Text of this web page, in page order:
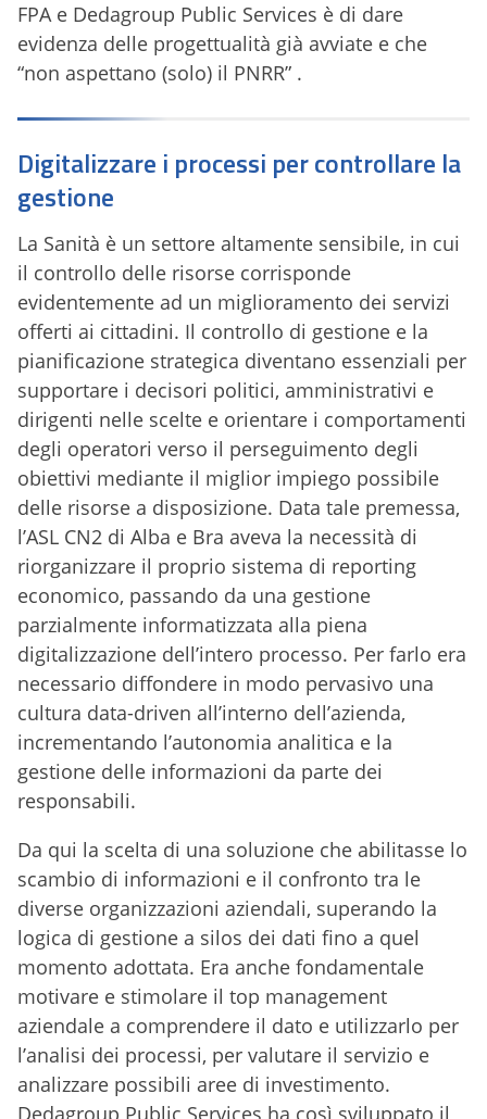
FPA e Dedagroup Public Services è di dare
evidenza delle progettualità già avviate e che
“non aspettano (solo) il PNRR” .
Digitalizzare i processi per controllare la
gestione
La Sanità è un settore altamente sensibile, in cui
il controllo delle risorse corrisponde
evidentemente ad un miglioramento dei servizi
offerti ai cittadini. Il controllo di gestione e la
pianificazione strategica diventano essenziali per
supportare i decisori politici, amministrativi e
dirigenti nelle scelte e orientare i comportamenti
degli operatori verso il perseguimento degli
obiettivi mediante il miglior impiego possibile
delle risorse a disposizione. Data tale premessa,
l’ASL CN2 di Alba e Bra aveva la necessità di
riorganizzare il proprio sistema di reporting
economico, passando da una gestione
parzialmente informatizzata alla piena
digitalizzazione dell’intero processo. Per farlo era
necessario diffondere in modo pervasivo una
cultura data-driven all’interno dell’azienda,
incrementando l’autonomia analitica e la
gestione delle informazioni da parte dei
responsabili.
Da qui la scelta di una soluzione che abilitasse lo
scambio di informazioni e il confronto tra le
diverse organizzazioni aziendali, superando la
logica di gestione a silos dei dati fino a quel
momento adottata. Era anche fondamentale
motivare e stimolare il top management
aziendale a comprendere il dato e utilizzarlo per
l’analisi dei processi, per valutare il servizio e
analizzare possibili aree di investimento.
Dedagroup Public Services ha così sviluppato il